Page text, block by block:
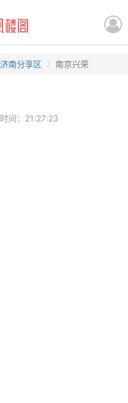
济南分享区 南京兴荣
时间：21:27:23